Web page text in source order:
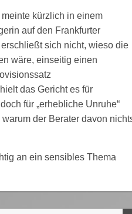
kürzlich in einem
auf den Frankfurter
sich nicht, wieso die
wäre, einseitig einen
das Gericht es für
für „erhebliche Unruhe“
der Berater davon
an ein sensibles Thema